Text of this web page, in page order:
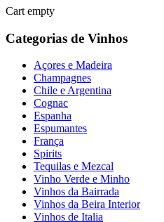
Cart empty
Categorias de Vinhos
Açores e Madeira
Champagnes
Chile e Argentina
Cognac
Espanha
Espumantes
França
Spirits
Tequilas e Mezcal
Vinho Verde e Minho
Vinhos da Bairrada
Vinhos da Beira Interior
Vinhos de Italia